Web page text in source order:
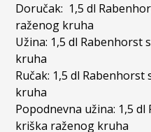
Doručak: 1,5 dl
raženog kruha
Užina: 1,5 dl Rabenhorst
kruha
Ručak: 1,5 dl
kruha
Popodnevna užina: 1,5
kriška raženog kruha